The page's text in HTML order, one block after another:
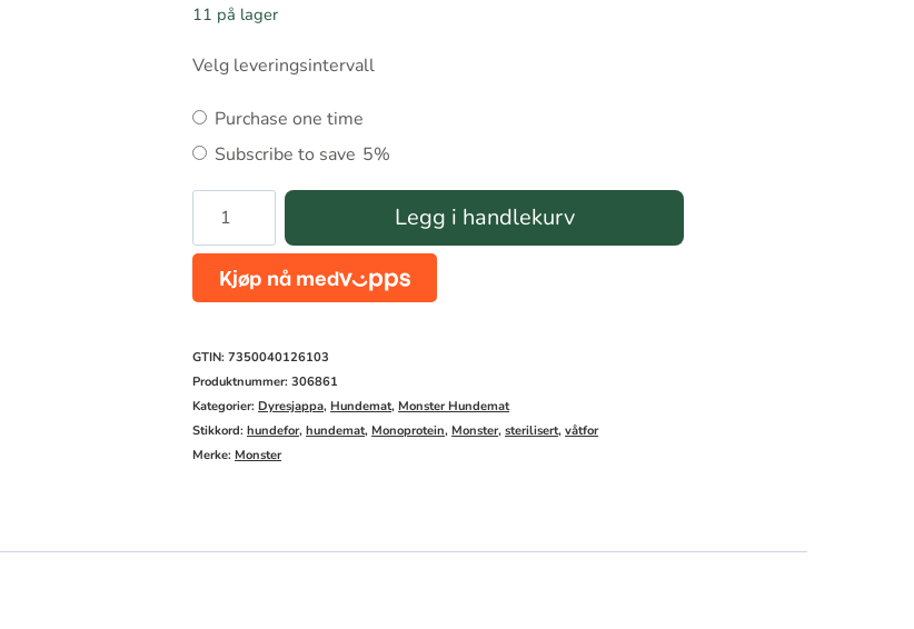
11 på lager
Velg leveringsintervall
Choose
purchase
type
Purchase one time
Subscribe to save 5%
Monster
Adult
Dog
Rabbit
can
400g
antall
Legg i handlekurv
GTIN: 7350040126103
Produktnummer:306861
Kategorier:Dyresjappa,Hundemat, Monster Hundemat
Stikkord:hundefor,hundemat, Monoprotein, Monster,sterilisert,våtfor
Merke: Monster